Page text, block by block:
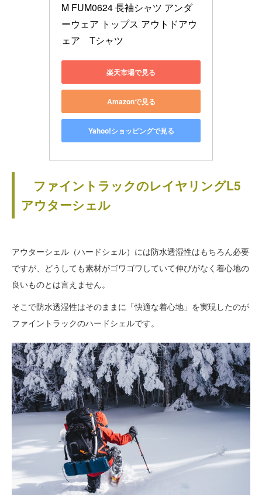
M FUM0624 長袖シャツ アンダ
ーウェア トップス アウトドアウ
ェア　Tシャツ
楽天市場で見る
Amazonで見る
Yahoo!ショッピングで見る
ファイントラックのレイヤリングL5
アウターシェル
アウターシェル（ハードシェル）には防水透湿性はもちろん必要
ですが、どうしても素材がゴワゴワしていて伸びがなく着心地の
良いものとは言えません。
そこで防水透湿性はそのままに「快適な着心地」を実現したのが
ファイントラックのハードシェルです。